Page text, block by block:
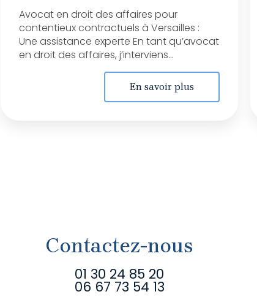
Avocat en droit des affaires pour
contentieux contractuels à Versailles :
Une assistance experte En tant qu’avocat
en droit des affaires, j’interviens...
En savoir plus
Contactez-nous
01 30 24 85 20
06 67 73 54 13